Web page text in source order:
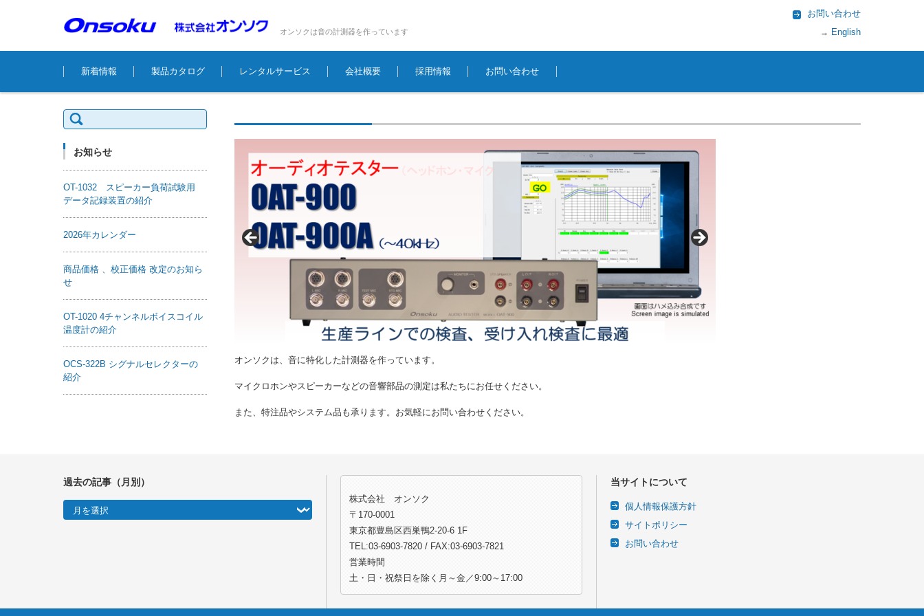
オンソクは音の計測器を作っています
お問い合わせ
→ English
コンテンツに移動
新着情報
製品カタログ レンタルサービス 会社概要 採用情報 お問い合わせ
オンソクは、音に特化した計測器を作っています。
マイクロホンやスピーカーなどの音響部品の測定は私たちにお任せください。
また、特注品やシステム品も承ります。お気軽にお問い合わせください。
検
索:
お知らせ
OT-1032 スピーカー負荷試験用
データ記録装置の紹介
2026年カレンダー
商品価格 、校正価格 改定のお知ら
せ
OT-1020 4チャンネルボイスコイル
温度計の紹介
OCS-322B シグナルセレクターの
紹介
過去の記事（月別）
過去の記事（月別）
株式会社 オンソク
〒170-0001
東京都豊島区西巣鴨2-20-6 1F
TEL:03-6903-7820 / FAX:03-6903-7821
営業時間
土・日・祝祭日を除く月～金／9:00～17:00
当サイトについて
個人情報保護方針
サイトポリシー
お問い合わせ